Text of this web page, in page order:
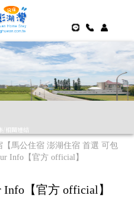
/相關連結
【馬公住宿 澎湖住宿 首選 可包
Info【官方 official】
【官方 official】